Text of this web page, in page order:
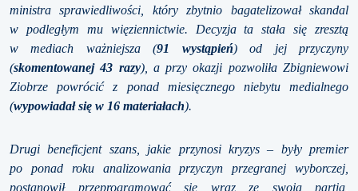
ministra sprawiedliwości, który zbytnio bagatelizował skandal
w podległym mu więziennictwie. Decyzja ta stała się zresztą
w mediach ważniejsza (91 wystąpień) od jej przyczyny
(skomentowanej 43 razy), a przy okazji pozwoliła Zbigniewowi
Ziobrze powrócić z ponad miesięcznego niebytu medialnego
(wypowiadał się w 16 materiałach).
Drugi beneficjent szans, jakie przynosi kryzys – były premier
po ponad roku analizowania przyczyn przegranej wyborczej,
postanowił przeprogramować się wraz ze swoją partią,